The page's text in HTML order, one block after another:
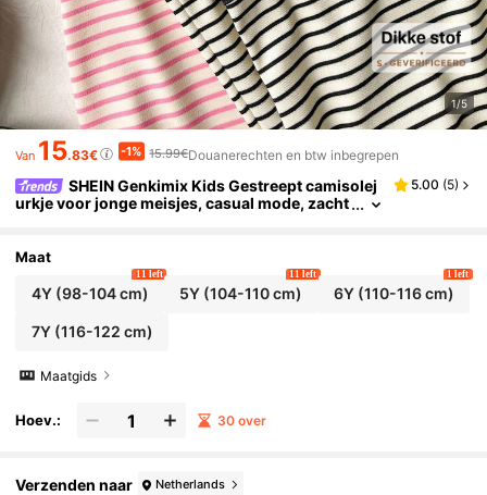
1/5
Van 15.83€ -1% 15.99€Douanerechten en btw inbegrepen
SHEIN Genkimix Kids Gestreept camisolej
urkje voor jonge meisjes, casual mode, zacht
5.00 (5)
Maat
4Y(98-104 cm)
11 left
5Y (104-110 cm)
11 left
6Y(110-116 cm)
1 left
7Y(116-122 cm)
Maatgids
Hoev.: 30 over
Verzenden naar Netherlands